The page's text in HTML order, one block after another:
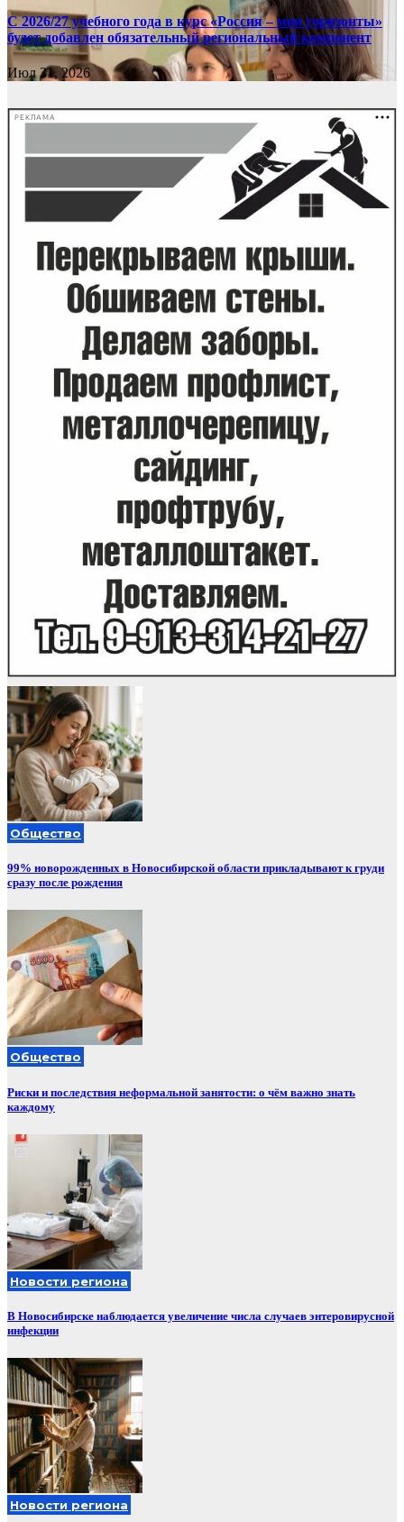
С 2026/27 учебного года в курс «Россия – мои горизонты»
будет добавлен обязательный региональный компонент
Июл 31, 2026
РЕКЛАМА
Общество
99% новорожденных в Новосибирской области прикладывают к груди
сразу после рождения
Общество
Риски и последствия неформальной занятости: о чём важно знать
каждому
Новости региона
В Новосибирске наблюдается увеличение числа случаев энтеровирусной
инфекции
Новости региона